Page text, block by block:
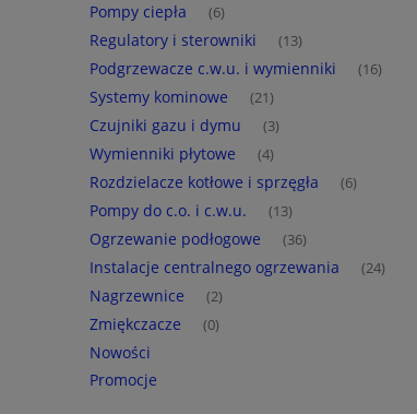
Pompy ciepła (6)
Regulatory i sterowniki (13)
Podgrzewacze c.w.u. i wymienniki (16)
Systemy kominowe (21)
Czujniki gazu i dymu (3)
Wymienniki płytowe (4)
Rozdzielacze kotłowe i sprzęgła (6)
Pompy do c.o. i c.w.u. (13)
Ogrzewanie podłogowe (36)
Instalacje centralnego ogrzewania (24)
Nagrzewnice (2)
Zmiękczacze (0)
Nowości
Promocje